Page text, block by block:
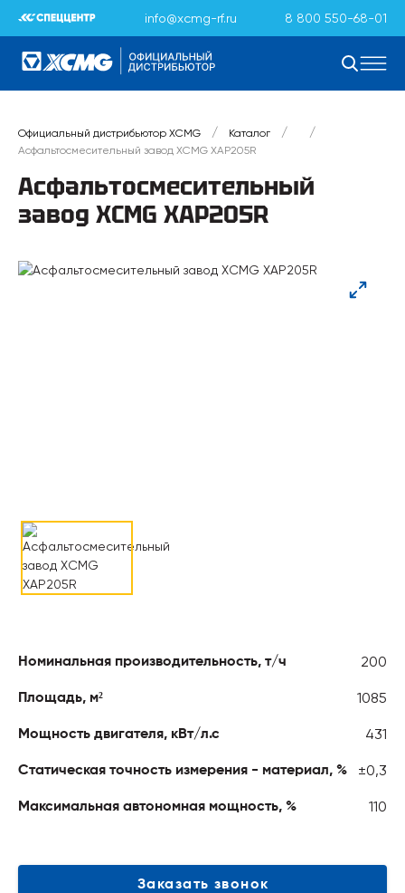
info@xcmg-rf.ru 8 800 550-68-01
Официальный дистрибьютор XCMG / Каталог / /
Асфальтосмесительный завод XCMG XAP205R
Асфальтосмесительный
завод XCMG XAP205R
Номинальная производительность, т/ч 200
Площадь, м² 1085
Мощность двигателя, кВт/л.с 431
Статическая точность измерения - материал, % ±0,3
Максимальная автономная мощность, % 110
Заказать звонок